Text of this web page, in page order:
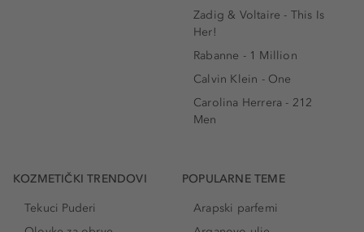
Zadig & Voltaire - This Is
Her!
Rabanne - 1 Million
Calvin Klein - One
Carolina Herrera - 212
Men
KOZMETIČKI TRENDOVI
Tekuci Puderi
POPULARNE TEME
Arapski parfemi